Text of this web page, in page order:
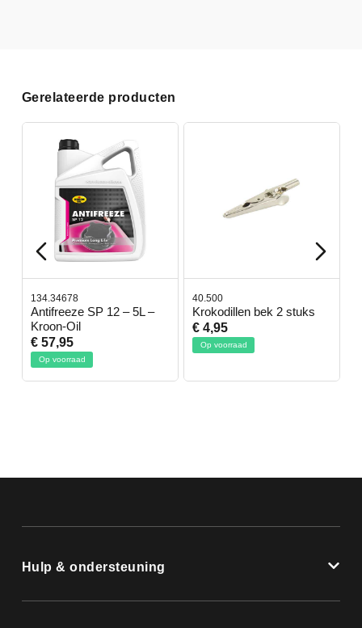
Gerelateerde producten
134.34678
Antifreeze SP 12 – 5L –
Kroon-Oil
€ 57,95
Op voorraad
40.500
Krokodillen bek 2 stuks
€ 4,95
Op voorraad
Hulp & ondersteuning